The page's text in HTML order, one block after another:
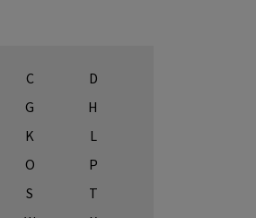
C
D
G
H
K
L
O
P
S
T